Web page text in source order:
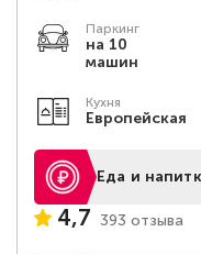
Паркинг
на 10
машин
Кухня
Европейская
Еда и
4,7 393 отзыва